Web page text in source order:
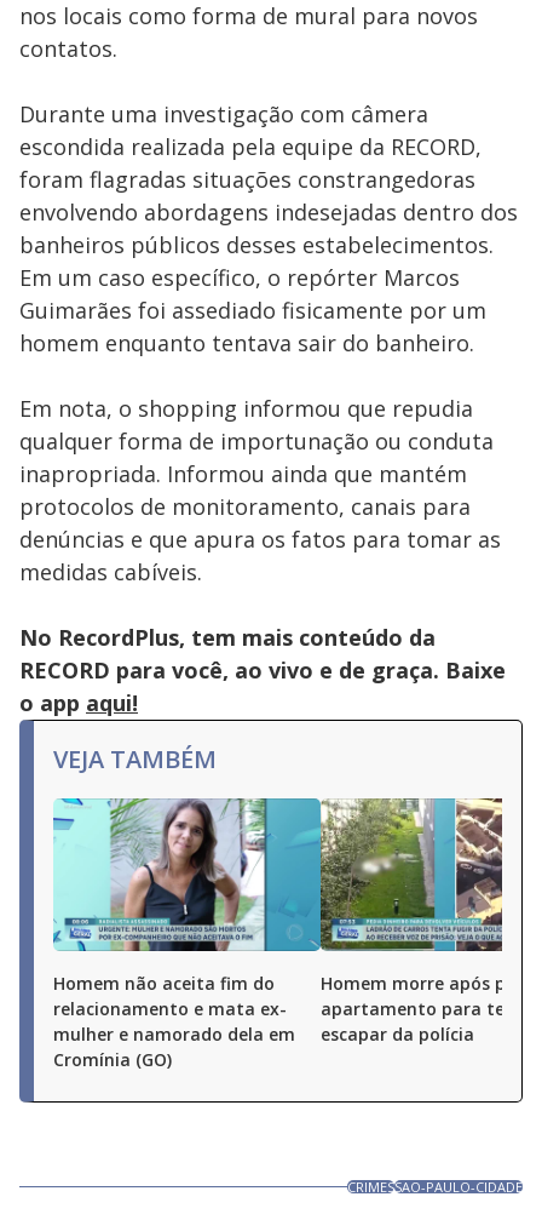
nos locais como forma de mural para novos
contatos.
Durante uma investigação com câmera
escondida realizada pela equipe da RECORD,
foram flagradas situações constrangedoras
envolvendo abordagens indesejadas dentro dos
banheiros públicos desses estabelecimentos.
Em um caso específico, o repórter Marcos
Guimarães foi assediado fisicamente por um
homem enquanto tentava sair do banheiro.
Em nota, o shopping informou que repudia
qualquer forma de importunação ou conduta
inapropriada. Informou ainda que mantém
protocolos de monitoramento, canais para
denúncias e que apura os fatos para tomar as
medidas cabíveis.
No RecordPlus, tem mais conteúdo da
RECORD para você, ao vivo e de graça. Baixe
o app aqui!
VEJA TAMBÉM
Homem não aceita fim do
relacionamento e mata ex-
mulher e namorado dela em
Cromínia (GO)
Homem morre após
apartamento para tentar
escapar da polícia
CRIMESSAO-PAULO-CIDADE